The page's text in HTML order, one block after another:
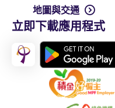
地圖與交通
立即下載應用程式